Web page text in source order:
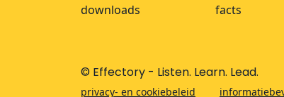
downloads
facts
© Effectory - Listen. Learn. Lead.
privacy- en cookiebeleid